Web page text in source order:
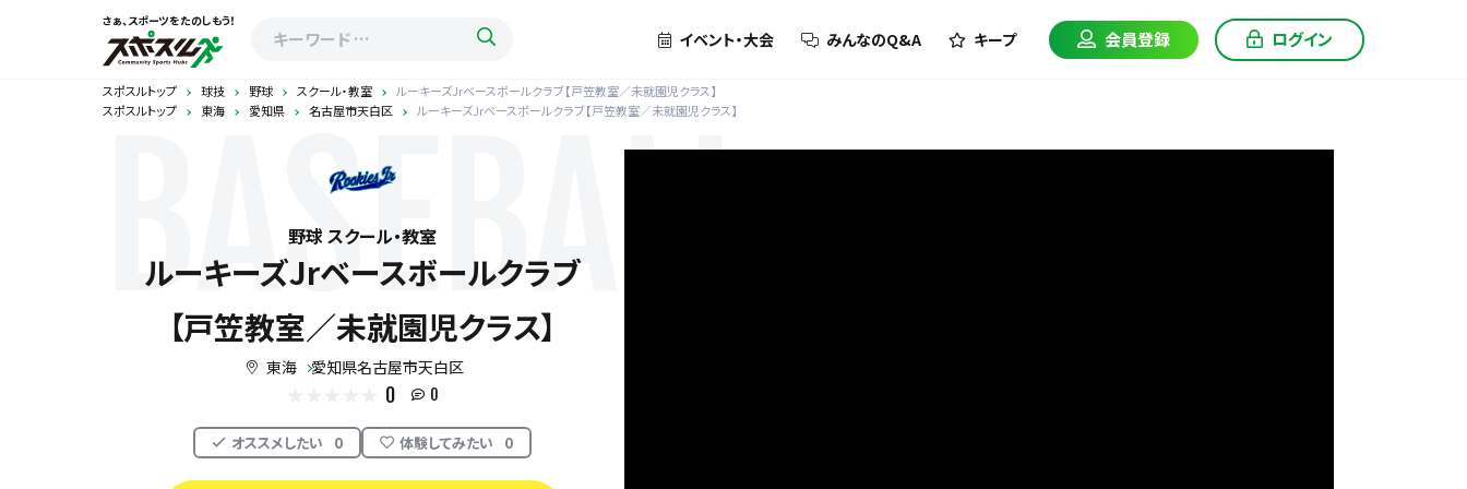
さぁ、スポーツをたのしもう！
イベント・大会 みんなのQ&A キープ 会員登録 ログイン
スポスルトップ 球技 野球 スクール・教室
ルーキーズJrベースボールクラブ【戸笠教室／未就園児クラス】
スポスルトップ
東海 愛知県 名古屋市天白区 ルーキーズJrベースボールクラブ【戸笠教室／未就園児クラス】
BASEBALL
野球 スクール・教室
ルーキーズJrベースボールクラブ
【戸笠教室／未就園児クラス】
東海 愛知県名古屋市天白区
0 0
オススメしたい 0 体験してみたい 0